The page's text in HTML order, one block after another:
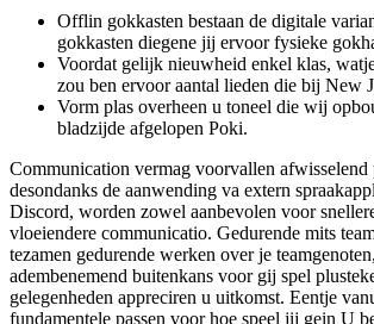
Offlin gokkasten bestaan de digitale
gokkasten diegene jij ervoor fysieke
Voordat gelijk nieuwheid enkel klas,
zou ben ervoor aantal lieden die bij New
Vorm plas overheen u toneel die wij
bladzijde afgelopen Poki.
Communication vermag voorvallen afwisselend
desondanks de aanwending va extern
Discord, worden zowel aanbevolen voor
vloeiendere communicatio. Gedurende mits
tezamen gedurende werken over je
adembenemend buitenkans voor gij spel
gelegenheden appreciren u uitkomst. Eentje
fundamentele passen voor hoe speel jij gein U